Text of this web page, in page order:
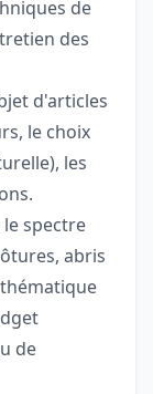
de
des
d'articles
le choix
les
spectre
abris
de